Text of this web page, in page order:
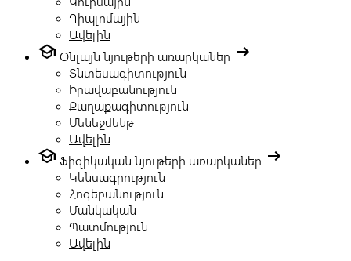
Դիպլոմային
Ավելին
school Օնլայն նյութերի առարկաներ arrow_right_alt
Տնտեսագիտություն
Իրավաբանություն
Քաղաքագիտություն
Մենեջմենթ
Ավելին
school Ֆիզիկական նյութերի առարկաներ arrow_right_alt
Կենսագրություն
Հոգեբանություն
Մանկական
Պատմություն
Ավելին